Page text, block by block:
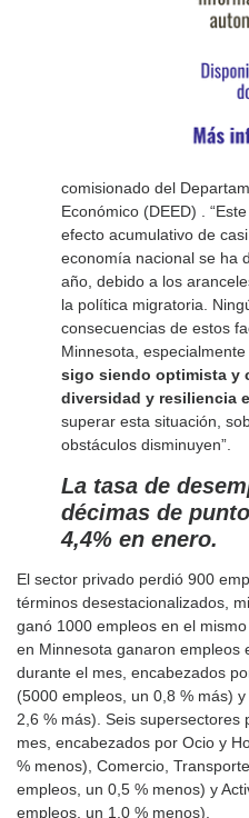
comisionado del
Económico (DEED) .
efecto acumulativo de
economía nacional se ha
año, debido a los
la política migratoria.
consecuencias de estos
Minnesota,
sigo siendo optimista y
diversidad y resiliencia
superar esta situación,
obstáculos disminuyen”.
La tasa de
décimas de
4,4% en enero.
El sector privado perdió 900
términos desestacionalizados,
ganó 1000 empleos en el
en Minnesota ganaron empleos
durante el mes, encabezados
(5000 empleos, un 0,8 % más)
2,6 % más). Seis
mes, encabezados por Ocio y
% menos), Comercio,
empleos, un 0,5 % menos) y
empleos, un 1,0 % menos).